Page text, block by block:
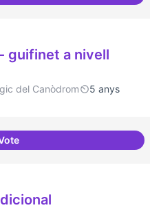
guifinet a nivell
del Canòdrom
5 anys
Model exportable - guifinet a